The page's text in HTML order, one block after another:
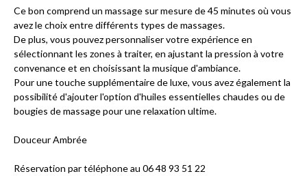
Ce bon comprend un massage sur mesure de 45 minutes où vous
avez le choix entre différents types de massages.
De plus, vous pouvez personnaliser votre expérience en
sélectionnant les zones à traiter, en ajustant la pression à votre
convenance et en choisissant la musique d'ambiance.
Pour une touche supplémentaire de luxe, vous avez également la
possibilité d'ajouter l'option d'huiles essentielles chaudes ou de
bougies de massage pour une relaxation ultime.
Douceur Ambrée
Réservation par téléphone au 06 48 93 51 22